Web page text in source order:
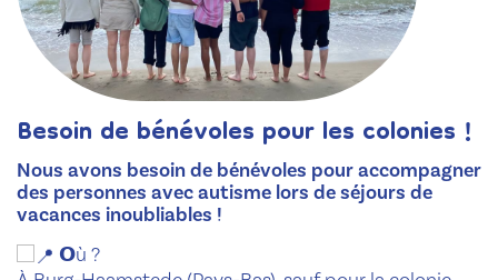
Besoin de bénévoles pour les colonies !
Nous avons besoin de bénévoles pour accompagner
des personnes avec autisme lors de séjours de
vacances inoubliables !
𝗢ù ?